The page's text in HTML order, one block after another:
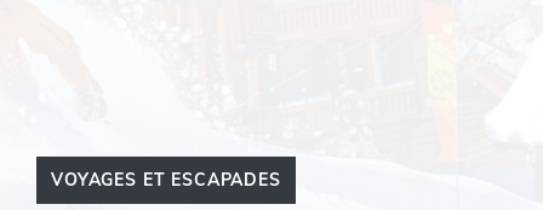
VOYAGES ET ESCAPADES